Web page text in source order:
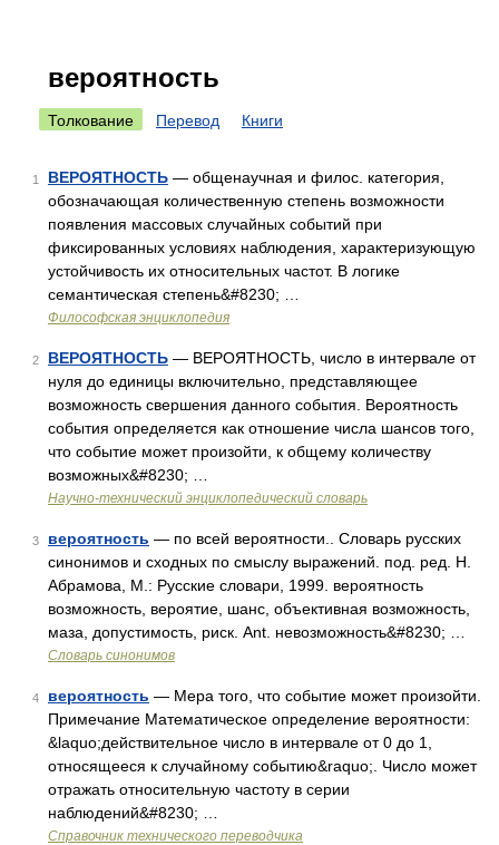
вероятность
Толкование Перевод Книги
1 ВЕРОЯТНОСТЬ — общенаучная и филос. категория,
обозначающая количественную степень возможности
появления массовых случайных событий при
фиксированных условиях наблюдения, характеризующую
устойчивость их относительных частот. В логике
семантическая степень&#8230; …
Философская энциклопедия
2 ВЕРОЯТНОСТЬ — ВЕРОЯТНОСТЬ, число в интервале от
нуля до единицы включительно, представляющее
возможность свершения данного события. Вероятность
события определяется как отношение числа шансов того,
что событие может произойти, к общему количеству
возможных&#8230; …
Научно-технический энциклопедический словарь
3 вероятность — по всей вероятности.. Словарь русских
синонимов и сходных по смыслу выражений. под. ред. Н.
Абрамова, М.: Русские словари, 1999. вероятность
возможность, вероятие, шанс, объективная возможность,
маза, допустимость, риск. Ant. невозможность&#8230; …
Словарь синонимов
4 вероятность — Мера того, что событие может произойти.
Примечание Математическое определение вероятности:
&laquo;действительное число в интервале от 0 до 1,
относящееся к случайному событию&raquo;. Число может
отражать относительную частоту в серии
наблюдений&#8230; …
Справочник технического переводчика